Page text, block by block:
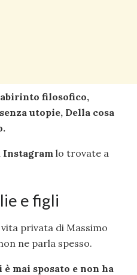
filosofico,
utopie, Della cosa
Instagram lo trovate a
e figli
privata di Massimo
ne parla spesso.
è mai sposato e non ha